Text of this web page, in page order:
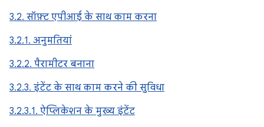
3.2. सॉफ़्ट एपीआई के साथ काम करना
3.2.1. अनुमतियां
3.2.2. पैरामीटर बनाना
3.2.3. इंटेंट के साथ काम करने की सुविधा
3.2.3.1. ऐप्लिकेशन के मुख्य इंटेंट